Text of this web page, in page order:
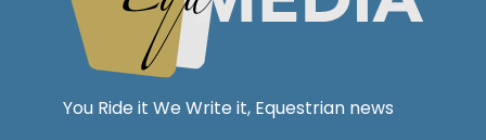
You Ride it We Write it, Equestrian news